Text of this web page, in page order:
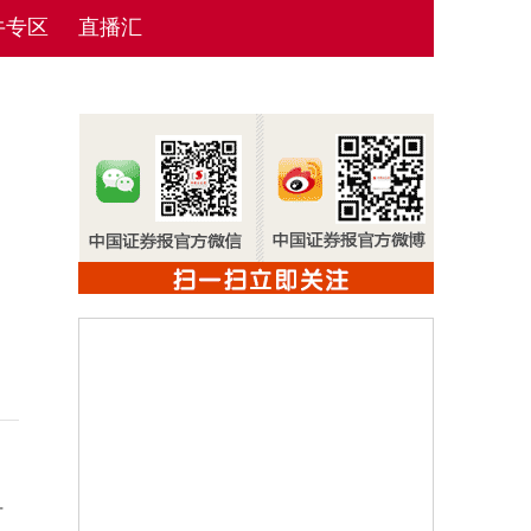
区 直播汇